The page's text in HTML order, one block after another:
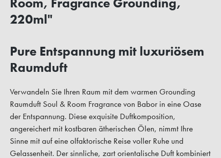
220ml"
Pure Entspannung mit luxuriösem
Raumduft
Verwandeln Sie Ihren Raum mit dem warmen Grounding
Raumduft Soul & Room Fragrance von Babor in eine Oase
der Entspannung. Diese exquisite Duftkomposition,
angereichert mit kostbaren ätherischen Ölen, nimmt Ihre
Sinne mit auf eine olfaktorische Reise voller Ruhe und
Gelassenheit. Der sinnliche, zart orientalische Duft kombiniert